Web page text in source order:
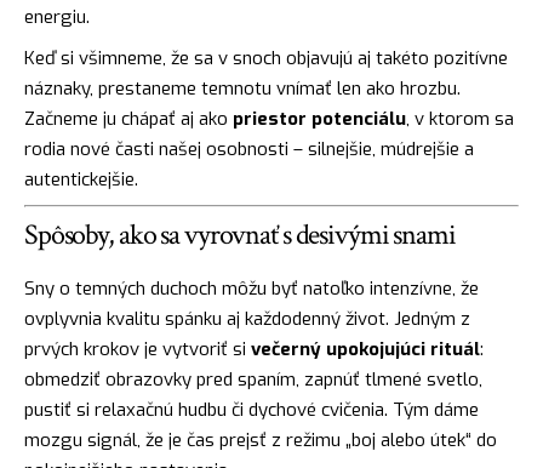
energiu.
Keď si všimneme, že sa v snoch objavujú aj takéto pozitívne
náznaky, prestaneme temnotu vnímať len ako hrozbu.
Začneme ju chápať aj ako priestor potenciálu, v ktorom sa
rodia nové časti našej osobnosti – silnejšie, múdrejšie a
autentickejšie.
Spôsoby, ako sa vyrovnať s desivými snami
Sny o temných duchoch môžu byť natoľko intenzívne, že
ovplyvnia kvalitu spánku aj každodenný život. Jedným z
prvých krokov je vytvoriť si večerný upokojujúci rituál:
obmedziť obrazovky pred spaním, zapnúť tlmené svetlo,
pustiť si relaxačnú hudbu či dychové cvičenia. Tým dáme
mozgu signál, že je čas prejsť z režimu „boj alebo útek“ do